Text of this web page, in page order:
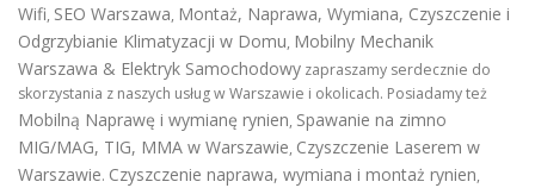
Wifi, SEO Warszawa, Montaż, Naprawa, Wymiana, Czyszczenie i
Odgrzybianie Klimatyzacji w Domu, Mobilny Mechanik
Warszawa & Elektryk Samochodowy zapraszamy serdecznie do
skorzystania z naszych usług w Warszawie i okolicach. Posiadamy też
Mobilną Naprawę i wymianę rynien, Spawanie na zimno
MIG/MAG, TIG, MMA w Warszawie, Czyszczenie Laserem w
Warszawie. Czyszczenie naprawa, wymiana i montaż rynien,